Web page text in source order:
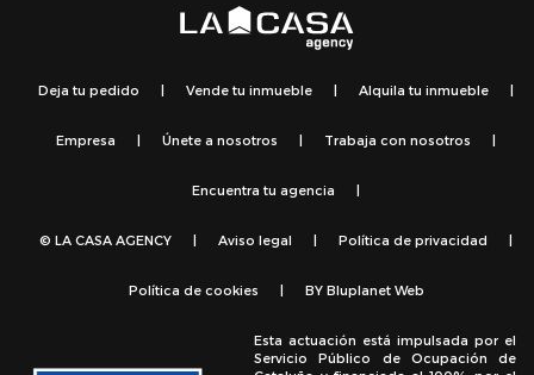
Deja tu pedido Vende tu inmueble Alquila tu inmueble
Empresa Únete a nosotros Trabaja con nosotros
Encuentra tu agencia
© LA CASA AGENCY Aviso legal Política de privacidad
Política de cookies BY Bluplanet Web
Esta actuación está impulsada por el
Servicio Público de Ocupación de